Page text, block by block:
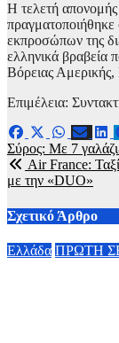
Η τελετή
εκπροσώπων της
ελληνικά βραβεία
Βόρειας
Επιμέλεια:
Πλοήγηση
άρθρων
Σύρος: Με 7
Air France:
με την «DUO»
Σχετικό Άρθρο
Ελλάδα ΠΡΩΤΗ